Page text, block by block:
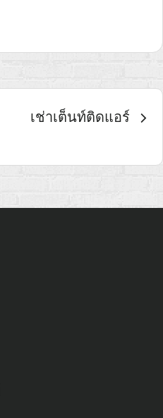
เช่าเต็นท์ติดแอร์